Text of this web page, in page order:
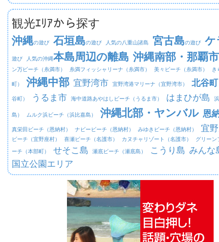
観光ｴﾘｱから探す
沖縄の遊び 石垣島の遊び 人気の八重山諸島 宮古島の遊び ケ
遊び 人気の沖縄本島周辺の離島 沖縄南部・那覇市
ン万ビーチ（糸満市） 糸満フィッシャリーナ（糸満市） 美々ビーチ（糸満市） き
町） 沖縄中部 宜野湾市 宜野湾港マリーナ（宜野湾市） 北谷町
谷町） うるま市 海中道路あやはしビーチ（うるま市） はまひが島
島） ムルク浜ビーチ（浜比嘉島） 沖縄北部・ヤンバル 恩
真栄田ビーチ（恩納村） ナビービーチ（恩納村） みゆきビーチ（恩納村） 宜
ビーチ（宜野座村） 喜瀬ビーチ（名護市） カヌチャリゾート（名護市） グリーン
ーチ（本部町） せそこ島 瀬底ビーチ（瀬底島） こうり島 みんな
国立公園エリア